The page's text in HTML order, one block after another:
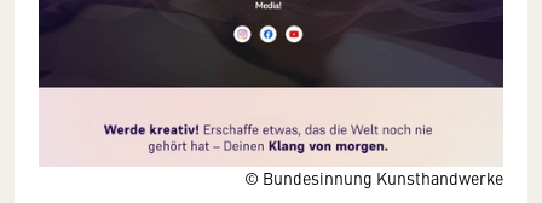
© Bundesinnung Kunsthandwerke